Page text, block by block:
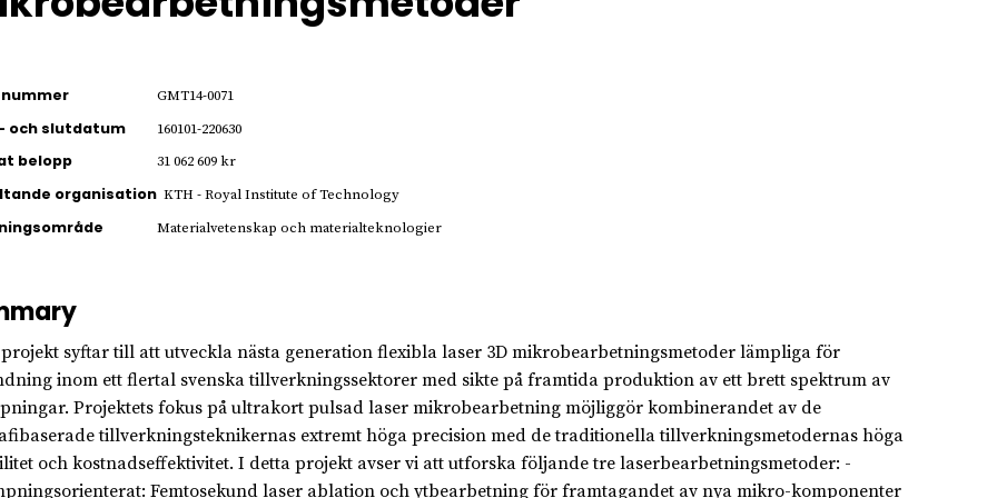
GMT14-0071
och slutdatum 160101-220630
belopp 31 062 609 kr
organisation KTH - Royal Institute of Technology
Materialvetenskap och materialteknologier
syftar till att utveckla nästa generation flexibla laser 3D mikrobearbetningsmetoder lämpliga för
inom ett flertal svenska tillverkningssektorer med sikte på framtida produktion av ett brett spektrum av
Projektets fokus på ultrakort pulsad laser mikrobearbetning möjliggör kombinerandet av de
tillverkningsteknikernas extremt höga precision med de traditionella tillverkningsmetodernas höga
och kostnadseffektivitet. I detta projekt avser vi att utforska följande tre laserbearbetningsmetoder: -
Femtosekund laser ablation och ytbearbetning för framtagandet av nya mikro-komponenter